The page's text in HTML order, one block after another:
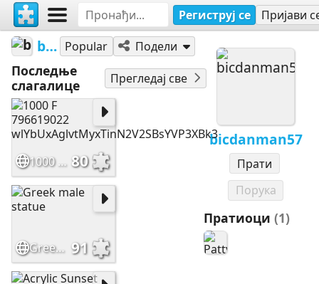
Региструј се Пријави
bicdanman57
Прати
Порука
Пратиоци (1)
bicdanman57 Popular Подели
Последње
слагалице
Прегледај све
1000 F 796619022 wlYbUxAglvtMyxTinN2V2SBsYVP3XBk3 80
Greek male statue 91